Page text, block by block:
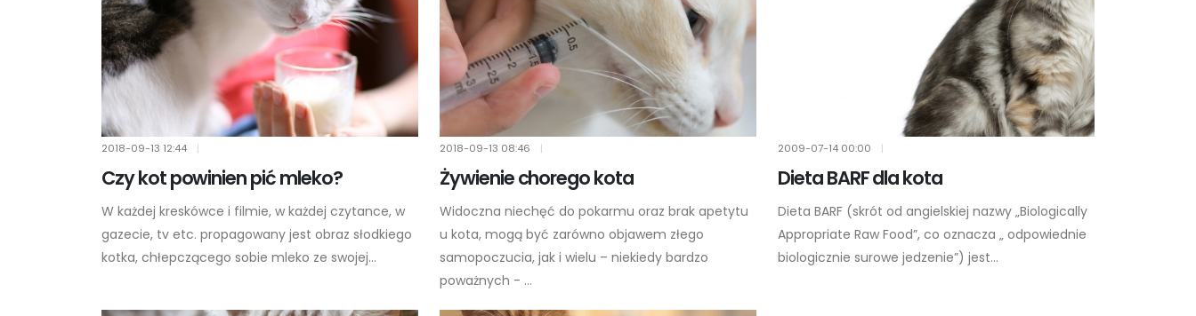
2018-09-13 12:44 |
Czy kot powinien pić mleko?
W każdej kreskówce i filmie, w każdej czytance, w
gazecie, tv etc. propagowany jest obraz słodkiego
kotka, chłepczącego sobie mleko ze swojej...
2018-09-13 08:46 |
Żywienie chorego kota
Widoczna niechęć do pokarmu oraz brak apetytu
u kota, mogą być zarówno objawem złego
samopoczucia, jak i wielu – niekiedy bardzo
poważnych - ...
2009-07-14 00:00 |
Dieta BARF dla kota
Dieta BARF (skrót od angielskiej nazwy „Biologically
Appropriate Raw Food”, co oznacza „ odpowiednie
biologicznie surowe jedzenie”) jest...